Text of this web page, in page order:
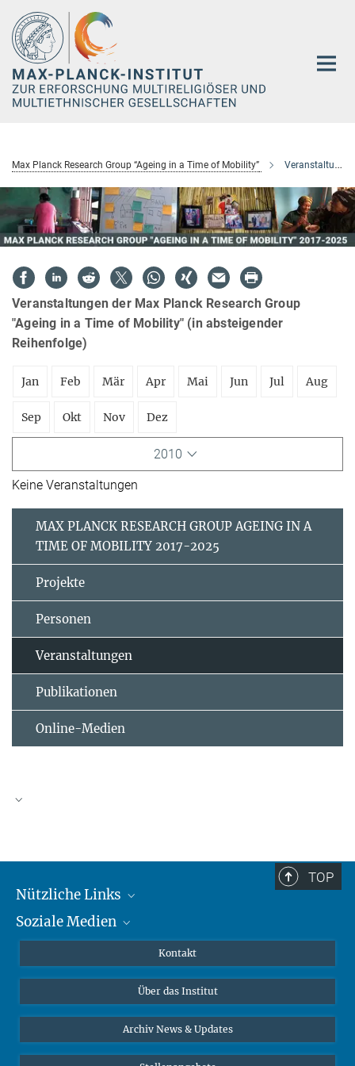
Hauptinhalt
Max Planck Research Group “Ageing in a Time of Mobility” Veranstaltungen
Veranstaltungen der Max Planck Research Group
"Ageing in a Time of Mobility" (in absteigender
Reihenfolge)
Jan Feb Mär Apr Mai Jun Jul Aug
Sep Okt Nov Dez
2010
Keine Veranstaltungen
MAX PLANCK RESEARCH GROUP AGEING IN A
TIME OF MOBILITY 2017-2025
Projekte
Personen
Veranstaltungen
Publikationen
Online-Medien
TOP
Nützliche Links
MMG Alumni Corner
Online-Vorträge
Interviews zum Thema "Diversity"
Soziale Medien
Bluesky
Kontakt
Über das Institut
Archiv News & Updates